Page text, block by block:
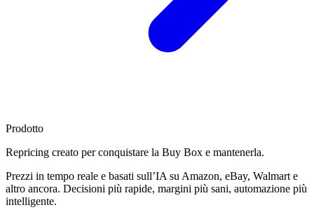
Prodotto
Repricing creato perconquistare la Buy Box e mantenerla.
Prezzi in tempo reale e basati sull’IA su Amazon, eBay, Walmart e
altro ancora. Decisioni più rapide, margini più sani, automazione più
intelligente.